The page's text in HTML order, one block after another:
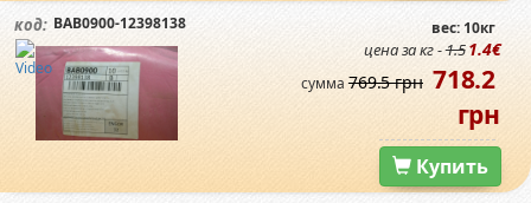
код: BAB0900-12398138 вес: 10кг
цена за кг -1.51.4€
сумма769.5 грн 718.2
грн
Купить